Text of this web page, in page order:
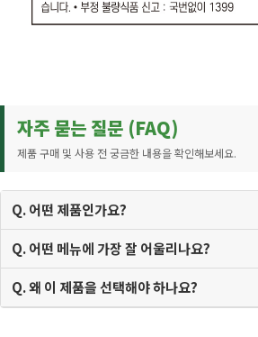
자주 묻는 질문 (FAQ)
제품 구매 및 사용 전 궁금한 내용을 확인해보세요.
Q. 어떤 제품인가요?
Q. 어떤 메뉴에 가장 잘 어울리나요?
Q. 왜 이 제품을 선택해야 하나요?